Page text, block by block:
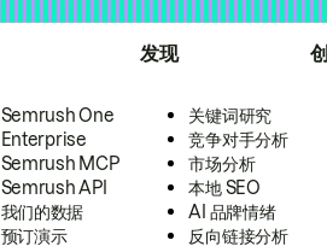
Semrush One
Enterprise
Semrush MCP
Semrush API
我们的数据
预订演示
发现
关键词研究
竞争对手分析
市场分析
本地 SEO
AI 品牌情绪
反向链接分析